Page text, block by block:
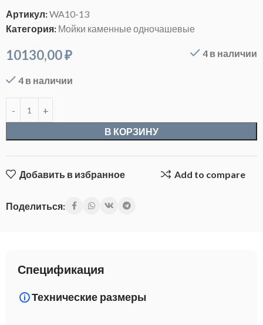
Артикул:WA10-13
Категория: Мойки каменные одночашевые
10130,00₽ 4 в наличии
4 в наличии
В КОРЗИНУ
Добавить в избранное Add to compare
Поделиться:
Спецификация
Технические размеры